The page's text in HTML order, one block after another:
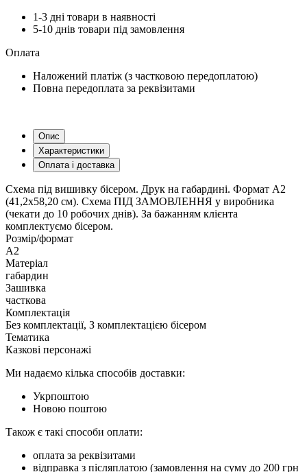
1-3 дні товари в наявності
5-10 днів товари під замовлення
Оплата
Наложений платіж (з частковою передоплатою)
Повна передоплата за реквізитами
Опис
Характеристики
Оплата і доставка
Схема під вишивку бісером. Друк на габардині. Формат А2
(41,2х58,20 см). Схема ПІД ЗАМОВЛЕННЯ у виробника
(чекати до 10 робочих днів). За бажанням клієнта
комплектуємо бісером.
Розмір/формат
А2
Матеріал
габардин
Зашивка
часткова
Комплектація
Без комплектації, З комплектацією бісером
Тематика
Казкові персонажі
Ми надаємо кілька способів доставки:
Укрпоштою
Новою поштою
Також є такі способи оплати:
оплата за реквізитами
відправка з післяплатою (замовлення на суму до 200 грн